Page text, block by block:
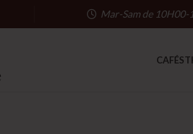
CAFÉS
Mar-Sam de 10H00-